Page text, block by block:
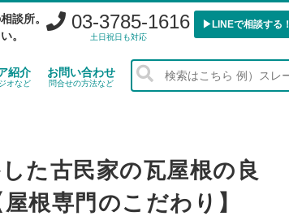
談所。
。
03-3785-1616
土日祝日も対応
▶︎LINEで相談する！
紹介
オなど
お問い合わせ
問合せの方法など
た古民家の瓦屋根の良
根専門のこだわり】